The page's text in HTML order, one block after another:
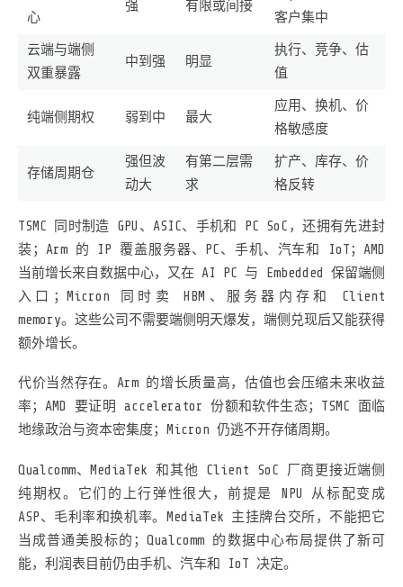
心
强 有限或间接
客户集中
云端与端侧
双重暴露
中到强 明显
执行、竞争、估
值
纯端侧期权 弱到中 最大
应用、换机、价
格敏感度
存储周期仓
强但波
动大
有第二层需
求
扩产、库存、价
格反转
TSMC 同时制造 GPU、ASIC、手机和 PC SoC，还拥有先进封
装；Arm 的 IP 覆盖服务器、PC、手机、汽车和 IoT；AMD
当前增长来自数据中心，又在 AI PC 与 Embedded 保留端侧
入口；Micron 同时卖 HBM、服务器内存和 Client
memory。这些公司不需要端侧明天爆发，端侧兑现后又能获得
额外增长。
代价当然存在。Arm 的增长质量高，估值也会压缩未来收益
率；AMD 要证明 accelerator 份额和软件生态；TSMC 面临
地缘政治与资本密集度；Micron 仍逃不开存储周期。
Qualcomm、MediaTek 和其他 Client SoC 厂商更接近端侧
纯期权。它们的上行弹性很大，前提是 NPU 从标配变成
ASP、毛利率和换机率。MediaTek 主挂牌台交所，不能把它
当成普通美股标的；Qualcomm 的数据中心布局提供了新可
能，利润表目前仍由手机、汽车和 IoT 决定。